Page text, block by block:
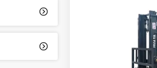


Suchen Sie einen
Effizienz und
Erkunden Sie unsere